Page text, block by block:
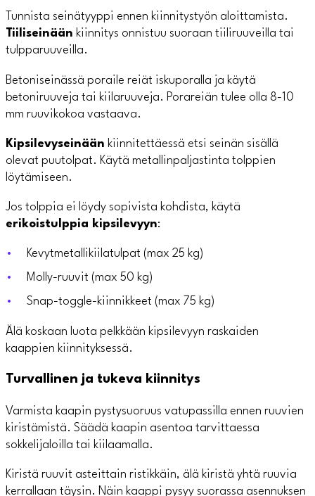
Tunnista seinätyyppi ennen kiinnitystyön aloittamista.
Tiiliseinään kiinnitys onnistuu suoraan tiiliruuveilla tai
tulpparuuveilla.
Betoniseinässä poraile reiät iskuporalla ja käytä
betoniruuveja tai kiilaruuveja. Porareiän tulee olla 8-10
mm ruuvikokoa vastaava.
Kipsilevyseinään kiinnitettäessä etsi seinän sisällä
olevat puutolpat. Käytä metallinpaljastinta tolppien
löytämiseen.
Jos tolppia ei löydy sopivista kohdista, käytä
erikoistulppia kipsilevyyn:
Kevytmetallikiilatulpat (max 25 kg)
Molly-ruuvit (max 50 kg)
Snap-toggle-kiinnikkeet (max 75 kg)
Älä koskaan luota pelkkään kipsilevyyn raskaiden
kaappien kiinnityksessä.
Turvallinen ja tukeva kiinnitys
Varmista kaapin pystysuoruus vatupassilla ennen ruuvien
kiristämistä. Säädä kaapin asentoa tarvittaessa
sokkelijaloilla tai kiilaamalla.
Kiristä ruuvit asteittain ristikkäin, älä kiristä yhtä ruuvia
kerrallaan täysin. Näin kaappi pysyy suorassa asennuksen